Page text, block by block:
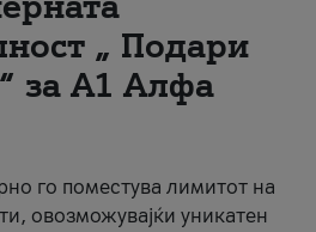
„ Подари
за А1 Алфа
го поместува лимитот на
овозможувајќи уникатен